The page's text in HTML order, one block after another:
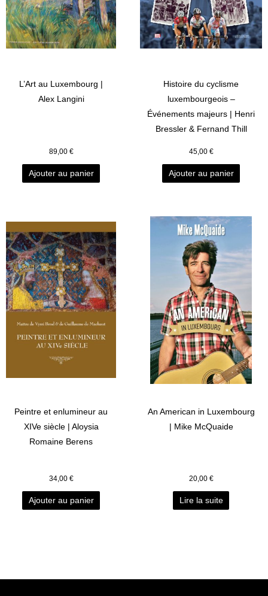
L’Art au Luxembourg |
Alex Langini
89,00 €
Ajouter au panier
Histoire du cyclisme
luxembourgeois –
Événements majeurs | Henri
Bressler & Fernand Thill
45,00 €
Ajouter au panier
Peintre et enlumineur au
XIVe siècle | Aloysia
Romaine Berens
34,00 €
Ajouter au panier
An American in Luxembourg
| Mike McQuaide
20,00 €
Lire la suite